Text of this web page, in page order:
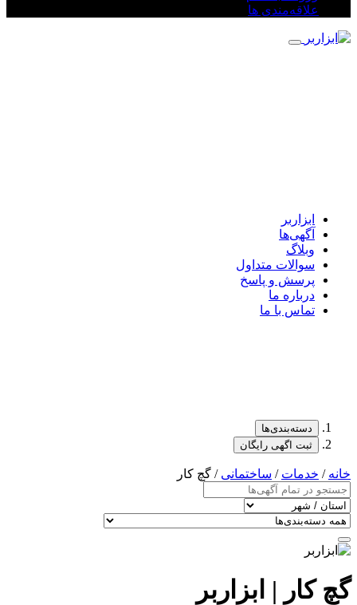
علاقه‌مندی ها
ابزاربر
آگهی‌ها
وبلاگ
سوالات متداول
پرسش و پاسخ
درباره ما
تماس با ما
دسته‌بندی‌ها
ثبت اگهی رایگان
خانه / خدمات / ساختمانی / گچ کار
گچ کار | ابزاربر